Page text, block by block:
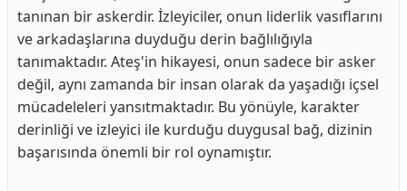
tanınan bir askerdir. İzleyiciler, onun liderlik vasıflarını
ve arkadaşlarına duyduğu derin bağlılığıyla
tanımaktadır. Ateş'in hikayesi, onun sadece bir asker
değil, aynı zamanda bir insan olarak da yaşadığı içsel
mücadeleleri yansıtmaktadır. Bu yönüyle, karakter
derinliği ve izleyici ile kurduğu duygusal bağ, dizinin
başarısında önemli bir rol oynamıştır.